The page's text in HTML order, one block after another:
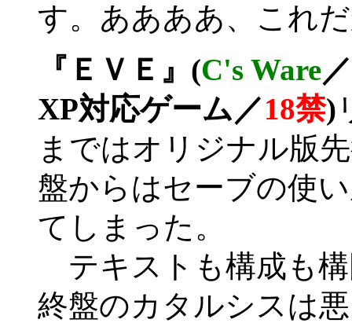
す。ああああ、これ
『ＥＶＥ』(C's Ware
XP対応ゲーム／18禁)
まではオリジナル版
盤からはセーブの使
てしまった。
テキストも構成も
終盤のカタルシスは